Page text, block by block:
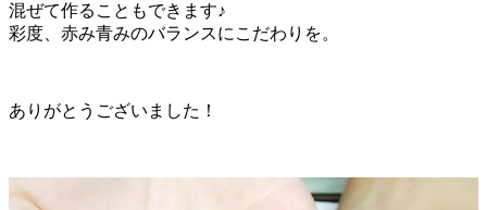
混ぜて作ることもできます♪
彩度、赤み青みのバランスにこだわりを。
ありがとうございました！